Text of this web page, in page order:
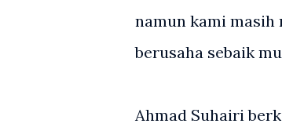
namun kami masih
berusaha sebaik
Ahmad Suhairi